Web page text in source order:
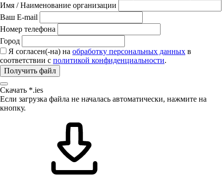
Имя / Наименование организации
Ваш E-mail
Номер телефона
Город
Я согласен(-на) на обработку персональных данных в
соответствии с политикой конфиденциальности.
Получить файл
Скачать *.ies
Если загрузка файла не началась автоматически, нажмите на
кнопку.